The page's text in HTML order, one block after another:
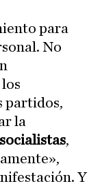
para
No
partidos,
la
socialistas,
Y